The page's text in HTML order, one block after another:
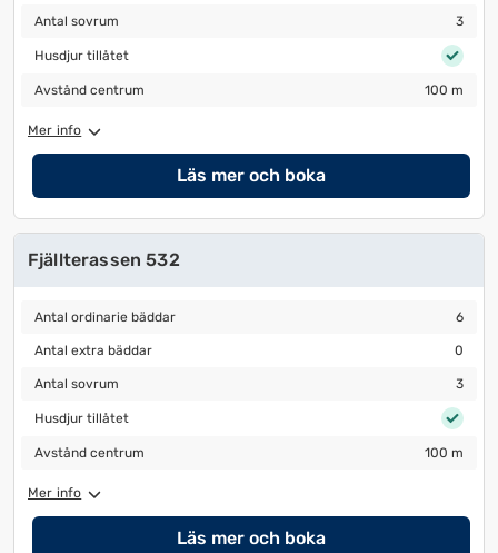
Antal sovrum
Antal sovrum 3
Husdjur tillåtet
Husdjur tillåtet
Avstånd centrum
Avstånd centrum 100 m
Mer info
Läs mer och boka
Fjällterassen 532
Antal ordinarie bäddar
Antal ordinarie bäddar 6
Antal extra bäddar
Antal extra bäddar 0
Antal sovrum
Antal sovrum 3
Husdjur tillåtet
Husdjur tillåtet
Avstånd centrum
Avstånd centrum 100 m
Mer info
Läs mer och boka